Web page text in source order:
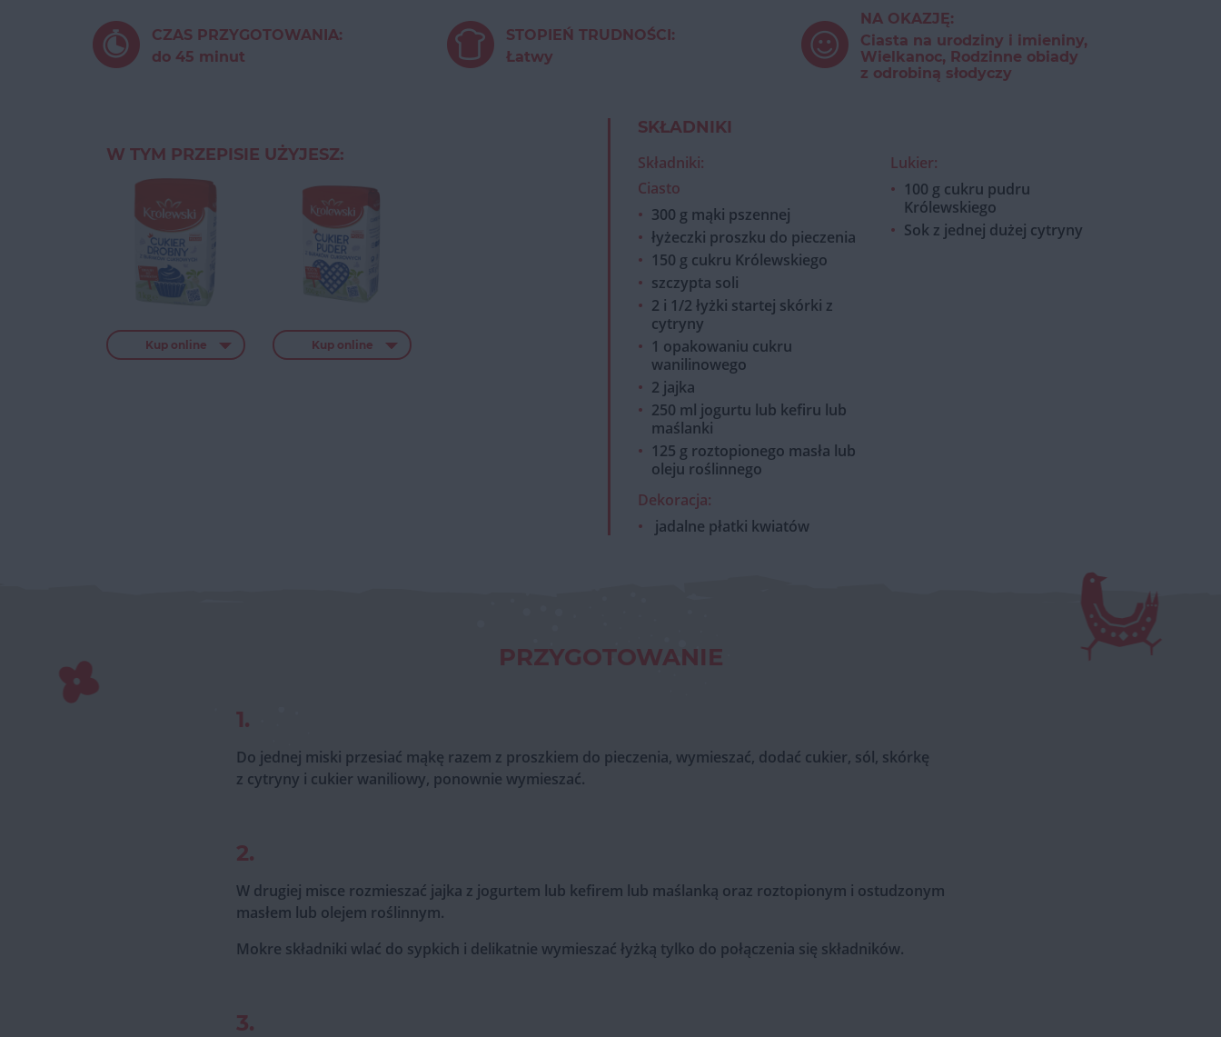
CZAS PRZYGOTOWANIA:
do 45 minut
STOPIEŃ TRUDNOŚCI:
Łatwy
NA OKAZJĘ:
Ciasta na urodziny i imieniny,
Wielkanoc, Rodzinne obiady
z odrobiną słodyczy
W TYM PRZEPISIE UŻYJESZ:
Kup online Kup online
SKŁADNIKI
Składniki:
Ciasto
300 g mąki pszennej
łyżeczki proszku do pieczenia
150 g cukru Królewskiego
szczypta soli
2 i 1/2 łyżki startej skórki z
cytryny
1 opakowaniu cukru
wanilinowego
2 jajka
250 ml jogurtu lub kefiru lub
maślanki
125 g roztopionego masła lub
oleju roślinnego
Lukier:
100 g cukru pudru
Królewskiego
Sok z jednej dużej cytryny
Dekoracja:
jadalne płatki kwiatów
PRZYGOTOWANIE
1.
Do jednej miski przesiać mąkę razem z proszkiem do pieczenia, wymieszać, dodać cukier, sól, skórkę
z cytryny i cukier waniliowy, ponownie wymieszać.
2.
W drugiej misce rozmieszać jajka z jogurtem lub kefirem lub maślanką oraz roztopionym i ostudzonym
masłem lub olejem roślinnym.
Mokre składniki wlać do sypkich i delikatnie wymieszać łyżką tylko do połączenia się składników.
3.